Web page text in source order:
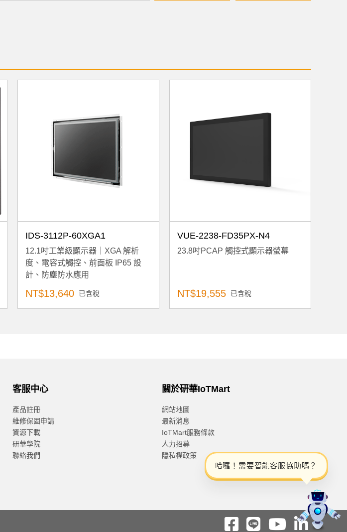
IDS-3112P-60XGA1
12.1吋工業級顯示器｜XGA 解析
度、電容式觸控、前面板 IP65 設
計、防塵防水應用
NT$13,640 已含稅
VUE-2238-FD35PX-N4
23.8吋PCAP 觸控式顯示器螢幕
NT$19,555 已含稅
客服中心
產品註冊
維修保固申請
資源下載
研華學院
聯絡我們
關於研華IoTMart
網站地圖
最新消息
IoTMart服務條款
人力招募
隱私權政策
哈囉 ！ 需要智能客服協助嗎 ？